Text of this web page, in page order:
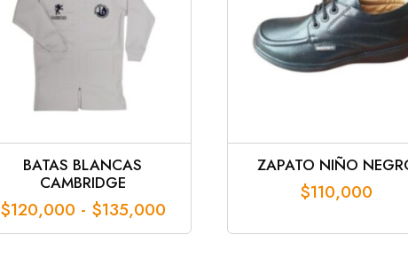
BATAS BLANCAS
CAMBRIDGE
$120,000 - $135,000Rango
de
ZAPATO NIÑO
$110,000